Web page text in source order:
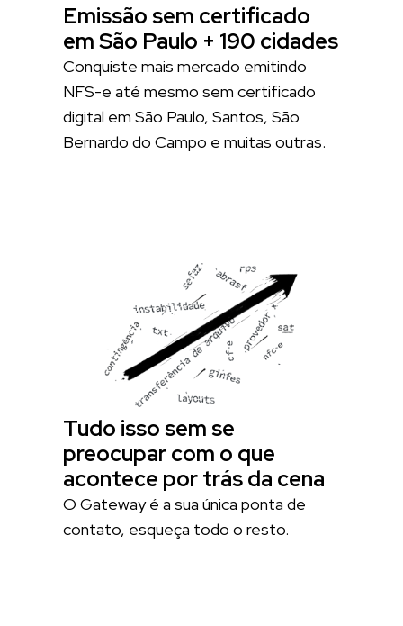
Emissão sem certificado
em São Paulo + 190 cidades
Conquiste mais mercado emitindo
NFS-e até mesmo sem certificado
digital em São Paulo, Santos, São
Bernardo do Campo e muitas outras.
Tudo isso sem se
preocupar com o que
acontece por trás da cena
O Gateway é a sua única ponta de
contato, esqueça todo o resto.